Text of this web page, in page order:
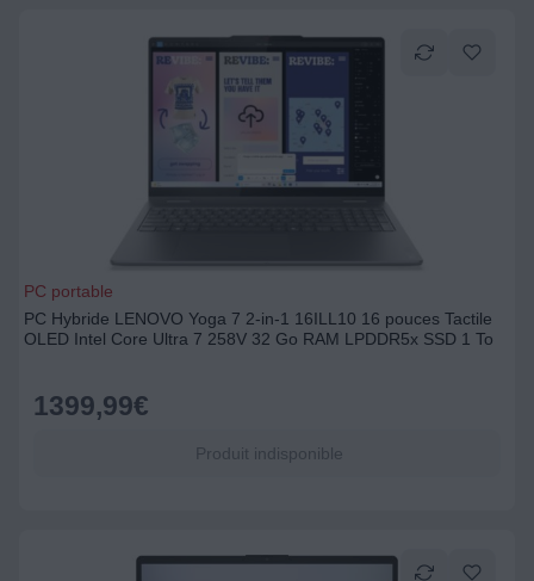
PC portable
PC Hybride LENOVO Yoga 7 2-in-1 16ILL10 16 pouces Tactile
OLED Intel Core Ultra 7 258V 32 Go RAM LPDDR5x SSD 1 To
1399,99€
Produit indisponible